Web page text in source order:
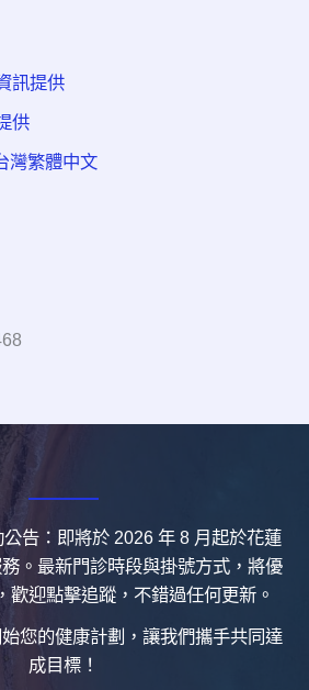
訊提供
供
灣繁體中文
告：即將於 2026 年 8 月起於花蓮
。最新門診時段與掛號方式，將優
歡迎點擊追蹤，不錯過任何更新。
您的健康計劃，讓我們攜手共同達
成目標！